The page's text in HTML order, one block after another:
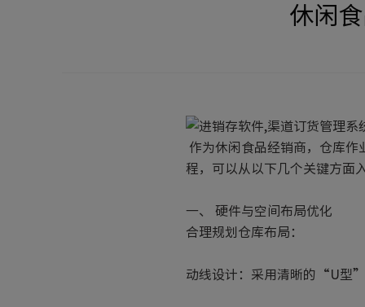
休闲
作为休闲食品经销商，仓库
程，可以从以下几个关键方面
一、 硬件与空间布局优化
合理规划仓库布局：
动线设计：采用清晰的“U型